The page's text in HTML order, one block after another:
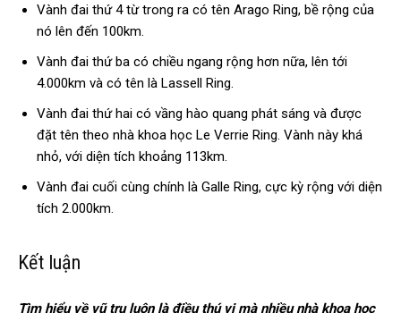
Vành đai thứ 4 từ trong ra có tên Arago Ring, bề rộng của
nó lên đến 100km.
Vành đai thứ ba có chiều ngang rộng hơn nữa, lên tới
4.000km và có tên là Lassell Ring.
Vành đai thứ hai có vầng hào quang phát sáng và được
đặt tên theo nhà khoa học Le Verrie Ring. Vành này khá
nhỏ, với diện tích khoảng 113km.
Vành đai cuối cùng chính là Galle Ring, cực kỳ rộng với diện
tích 2.000km.
Kết luận
Tìm hiểu về vũ trụ luôn là điều thú vị mà nhiều nhà khoa học